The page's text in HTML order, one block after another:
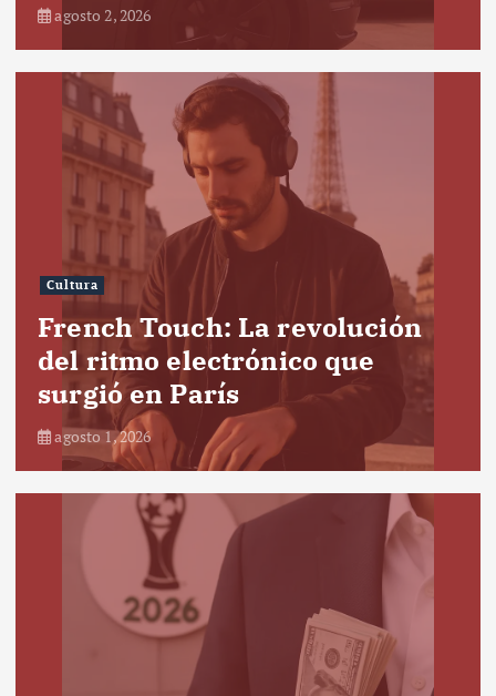
agosto 2, 2026
Cultura
French Touch: La revolución
del ritmo electrónico que
surgió en París
agosto 1, 2026